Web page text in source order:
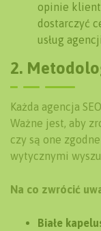
opinie
dostarczyć
usług
2.
Każda agencja
Ważne jest, aby
czy są one
wytycznymi
Na co zwrócić
Białe